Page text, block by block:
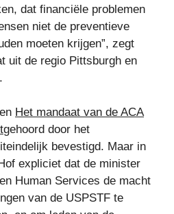
dat financiële problemen
niet de preventieve
moeten krijgen”, zegt
uit de regio Pittsburgh en
Het mandaat van de ACA
gehoord door het
bevestigd. Maar in
expliciet dat de minister
Human Services de macht
van de USPSTF te